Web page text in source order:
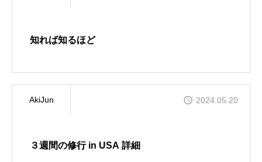
知れば知るほど
AkiJun 2024.05.20
３週間の修行 in USA 詳細